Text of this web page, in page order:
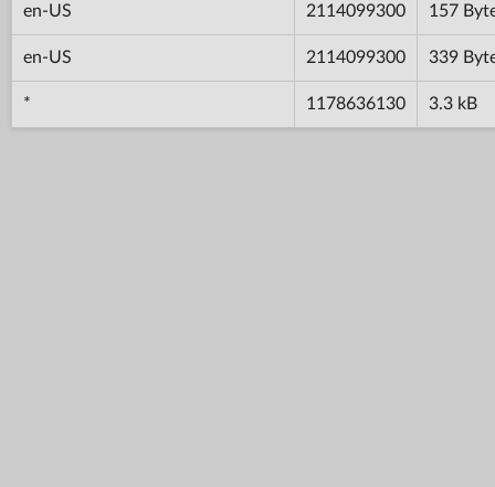
en-US 2114099300 157
en-US 2114099300 339
* 1178636130 3.3 kB